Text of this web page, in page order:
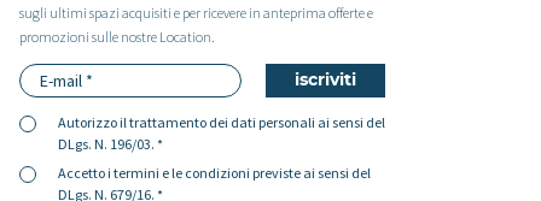
sugli ultimi spazi acquisiti e per ricevere in anteprima offerte e
promozioni sulle nostre Location.
Autorizzo iltrattamento dei dati personali ai sensi del
DLgs. N. 196/03. *
Accetto i termini e le condizioni previste ai sensi del
DLgs. N. 679/16. *